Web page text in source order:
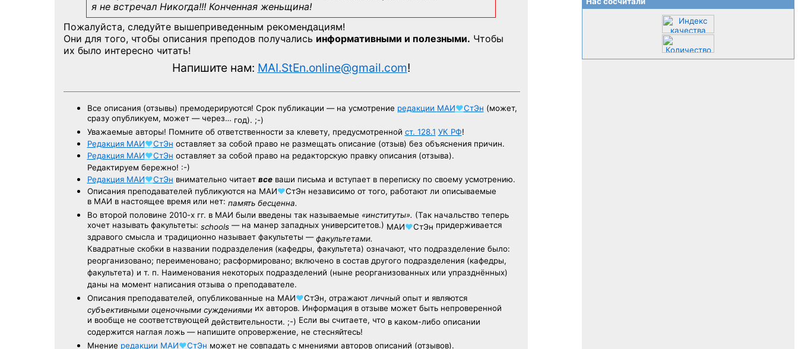
я не встречал Никогда!!! Конченная женьщина!
Пожалуйста, следуйте вышеприведенным рекомендациям!
Они для того, чтобы описания преподов получались информативными и полезными. Чтобы
их было интересно читать!
Напишите нам: MAI.StEn.online@gmail.com!
Все описания (отзывы) премодерируются! Срок публикации — на усмотрение редакции МАИ♥СтЭн (может,
сразу опубликуем, может — через… год). ;-)
Уважаемые авторы! Помните об ответственности за клевету, предусмотренной ст. 128.1 УК РФ!
Редакция МАИ♥СтЭн оставляет за собой право не размещать описание (отзыв) без объяснения причин.
Редакция МАИ♥СтЭн оставляет за собой право на редакторскую правку описания (отзыва).
Редактируем бережно! :-)
Редакция МАИ♥СтЭн внимательно читает всеваши письма и вступает в переписку по своему усмотрению.
Описания преподавателей публикуются на МАИ♥СтЭн независимо от того, работают ли описываемые
в МАИ в настоящее время или нет: память бесценна.
Во второй половине 2010-х гг. в МАИ были введены так называемые «институты». (Так начальство теперь
хочет называть факультеты: schools— на манер западных университетов.) МАИ♥СтЭн придерживается
здравого смысла и традиционно называет факультеты —факультетами.
Квадратные скобки в названии подразделения (кафедры, факультета) означают, что подразделение было:
реорганизовано; переименовано; расформировано; включено в состав другого подразделения (кафедры,
факультета) и т. п. Наименования некоторых подразделений (ныне реорганизованных или упразднённых)
даны на момент написания отзыва о преподавателе.
Описания преподавателей, опубликованные на МАИ♥СтЭн, отражают личныйопыт и являются
субъективными оценочными суждениямиих авторов. Информация в отзыве может быть непроверенной
и вообще не соответствующей действительности. ;-) Если вы считаете, что в каком-либо описании
содержится наглая ложь — напишите опровержение, не стесняйтесь!
Мнение редакции МАИ♥СтЭн может не совпадать с мнениями авторов описаний (отзывов).